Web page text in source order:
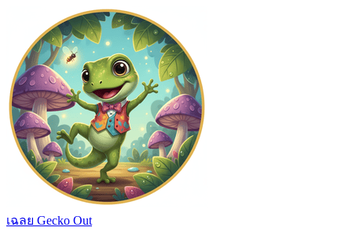
เฉลย Gecko Out